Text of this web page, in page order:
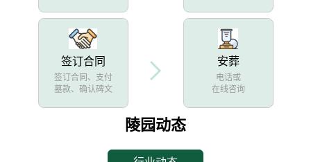
签订合同
签订合同、支付
墓款、确认碑文
安葬
电话或
在线咨询
陵园动态